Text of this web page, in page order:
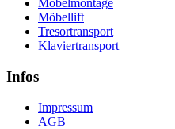
Möbelmontage
Möbellift
Tresortransport
Klaviertransport
Infos
Impressum
AGB